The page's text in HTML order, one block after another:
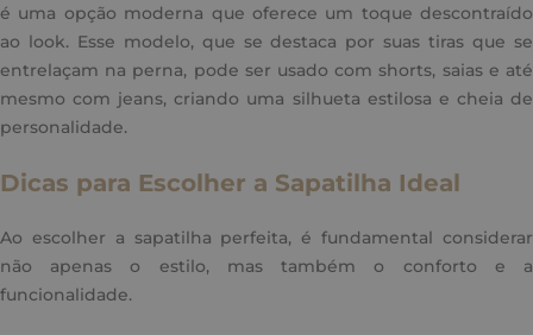
é uma opção moderna que oferece um toque descontraído
ao look. Esse modelo, que se destaca por suas tiras que se
entrelaçam na perna, pode ser usado com shorts, saias e até
mesmo com jeans, criando uma silhueta estilosa e cheia de
personalidade.
Dicas para Escolher a Sapatilha Ideal
Ao escolher a sapatilha perfeita, é fundamental considerar
não apenas o estilo, mas também o conforto e a
funcionalidade.